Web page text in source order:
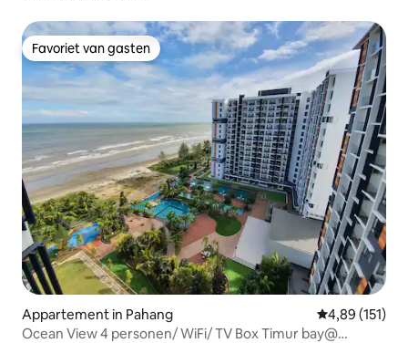
Favoriet van gasten
Favoriet van gasten
Appartement in Pahang Gemiddelde
4,89 (151)
Ocean View 4 personen/ WiFi/ TV Box Timur bay@